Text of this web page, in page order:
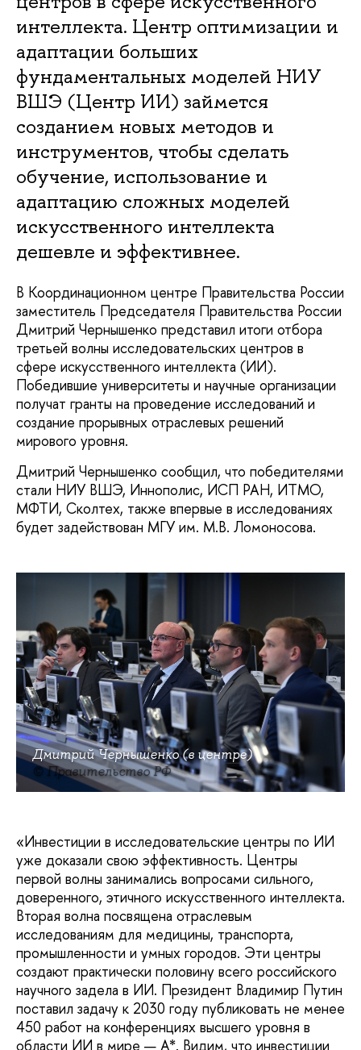
интеллекта. Центр оптимизации и
адаптации больших
фундаментальных моделей НИУ
ВШЭ (Центр ИИ) займется
созданием новых методов и
инструментов, чтобы сделать
обучение, использование и
адаптацию сложных моделей
искусственного интеллекта
дешевле и эффективнее.
В Координационном центре Правительства России
заместитель Председателя Правительства России
Дмитрий Чернышенко представил итоги отбора
третьей волны исследовательских центров в
сфере искусственного интеллекта (ИИ).
Победившие университеты и научные организации
получат гранты на проведение исследований и
создание прорывных отраслевых решений
мирового уровня.
Дмитрий Чернышенко сообщил, что победителями
стали НИУ ВШЭ, Иннополис, ИСП РАН, ИТМО,
МФТИ, Сколтех, также впервые в исследованиях
будет задействован МГУ им. М.В. Ломоносова.
Дмитрий Чернышенко (в центре)
© Правительство РФ
«Инвестиции в исследовательские центры по ИИ
уже доказали свою эффективность. Центры
первой волны занимались вопросами сильного,
доверенного, этичного искусственного интеллекта.
Вторая волна посвящена отраслевым
исследованиям для медицины, транспорта,
промышленности и умных городов. Эти центры
создают практически половину всего российского
научного задела в ИИ. Президент Владимир Путин
поставил задачу к 2030 году публиковать не менее
450 работ на конференциях высшего уровня в
области ИИ в мире — А*. Видим, что инвестиции